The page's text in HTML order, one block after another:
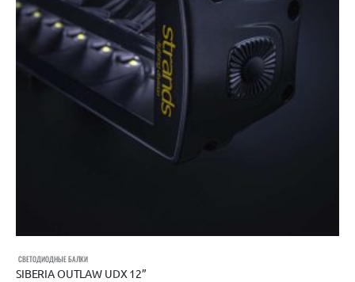
СВЕТОДИОДНЫЕ БАЛКИ
SIBERIA OUTLAW UDX 12”